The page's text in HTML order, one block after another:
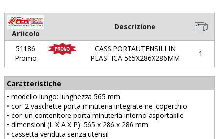
Articolo
Descrizione
51186
Promo
CASS.PORTAUTENSILI IN
PLASTICA 565X286X286MM
1
Caratteristiche
• modello lungo: lunghezza 565 mm
• con 2 vaschette porta minuteria integrate nel coperchio
• con un contenitore porta minuteria interno asportabile
• dimensioni (L X A X P): 565 x 286 x 286 mm
• cassetta venduta senza utensili